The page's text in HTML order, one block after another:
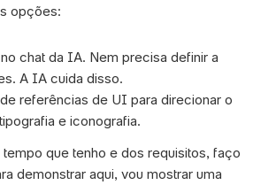
opções:
chat da IA. Nem precisa definir a
A IA cuida disso.
referências de UI para direcionar o
e iconografia.
que tenho e dos requisitos, faço
demonstrar aqui, vou mostrar uma